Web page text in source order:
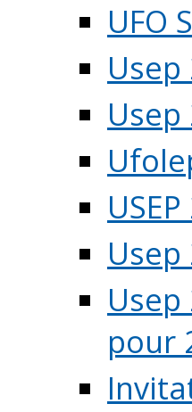
UFO
Usep
pour